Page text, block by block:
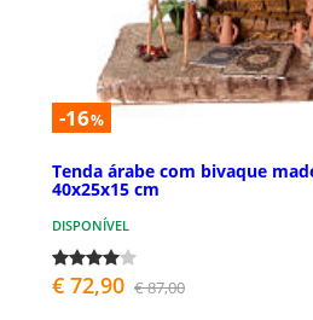
-16%
Tenda árabe com bivaque
40x25x15 cm
DISPONÍVEL
€ 72,90 € 87,00